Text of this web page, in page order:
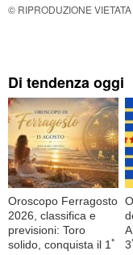
© RIPRODUZIONE VIETATA
Di tendenza oggi
Oroscopo Ferragosto
2026, classifica e
previsioni: Toro
solido, conquista il 1ﾟ